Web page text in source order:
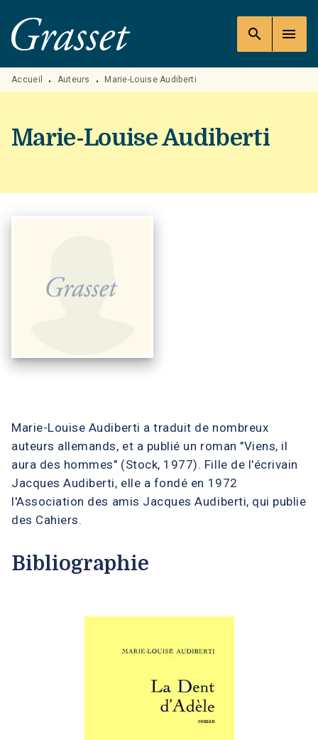
MENU RECHERCHE
PIED DE PAGE
search menu
Accueil • Auteurs • Marie-Louise Audiberti
Marie-Louise Audiberti
Marie-Louise Audiberti a traduit de nombreux
auteurs allemands, et a publié un roman "Viens, il
aura des hommes" (Stock, 1977). Fille de l'écrivain
Jacques Audiberti, elle a fondé en 1972
l'Association des amis Jacques Audiberti, qui publie
des Cahiers.
Bibliographie